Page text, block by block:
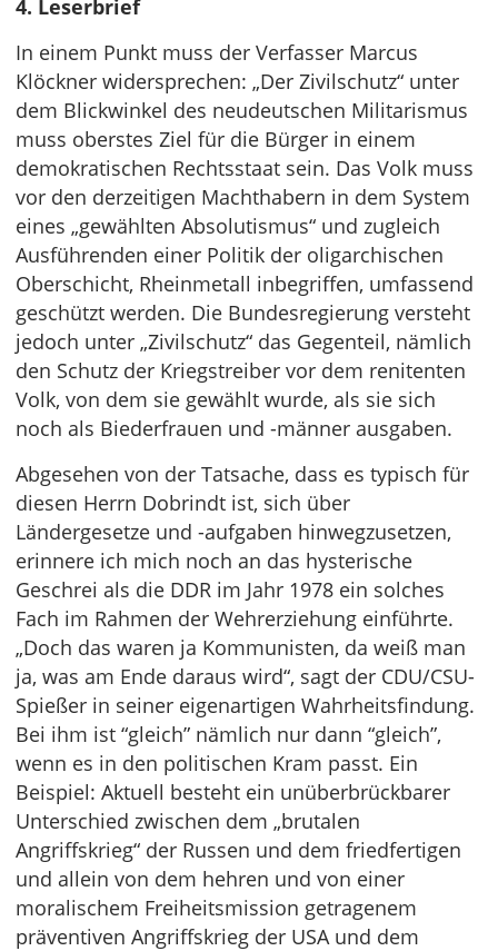
4. Leserbrief
In einem Punkt muss der Verfasser Marcus
Klöckner widersprechen: „Der Zivilschutz“ unter
dem Blickwinkel des neudeutschen Militarismus
muss oberstes Ziel für die Bürger in einem
demokratischen Rechtsstaat sein. Das Volk muss
vor den derzeitigen Machthabern in dem System
eines „gewählten Absolutismus“ und zugleich
Ausführenden einer Politik der oligarchischen
Oberschicht, Rheinmetall inbegriffen, umfassend
geschützt werden. Die Bundesregierung versteht
jedoch unter „Zivilschutz“ das Gegenteil, nämlich
den Schutz der Kriegstreiber vor dem renitenten
Volk, von dem sie gewählt wurde, als sie sich
noch als Biederfrauen und -männer ausgaben.
Abgesehen von der Tatsache, dass es typisch für
diesen Herrn Dobrindt ist, sich über
Ländergesetze und -aufgaben hinwegzusetzen,
erinnere ich mich noch an das hysterische
Geschrei als die DDR im Jahr 1978 ein solches
Fach im Rahmen der Wehrerziehung einführte.
„Doch das waren ja Kommunisten, da weiß man
ja, was am Ende daraus wird“, sagt der CDU/CSU-
Spießer in seiner eigenartigen Wahrheitsfindung.
Bei ihm ist “gleich” nämlich nur dann “gleich”,
wenn es in den politischen Kram passt. Ein
Beispiel: Aktuell besteht ein unüberbrückbarer
Unterschied zwischen dem „brutalen
Angriffskrieg“ der Russen und dem friedfertigen
und allein von dem hehren und von einer
moralischem Freiheitsmission getragenem
präventiven Angriffskrieg der USA und dem